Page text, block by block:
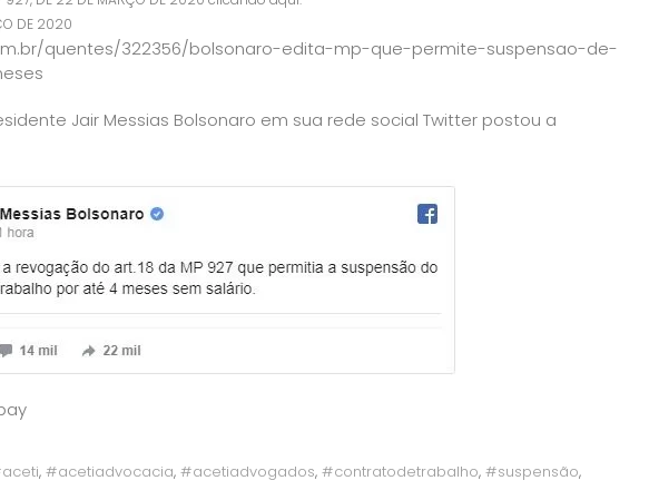
DE 2020
quentes/322356/bolsonaro-edita-mp-que-permite-suspensao-de-
Jair Messias Bolsonaro em sua rede social Twitter postou a
, #acetiadvocacia, #acetiadvogados, #contratodetrabalho, #suspensão,